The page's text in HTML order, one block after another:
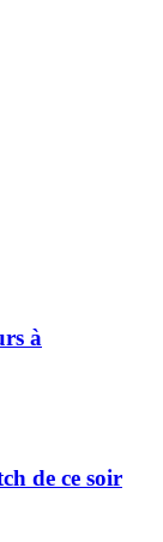
à
de ce soir